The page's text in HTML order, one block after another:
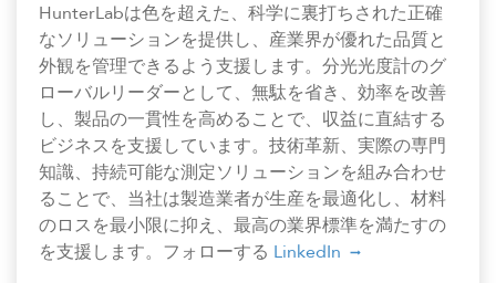
HunterLabは色を超えた、科学に裏打ちされた正確
なソリューションを提供し、産業界が優れた品質と
外観を管理できるよう支援します。分光光度計のグ
ローバルリーダーとして、無駄を省き、効率を改善
し、製品の一貫性を高めることで、収益に直結する
ビジネスを支援しています。技術革新、実際の専門
知識、持続可能な測定ソリューションを組み合わせ
ることで、当社は製造業者が生産を最適化し、材料
のロスを最小限に抑え、最高の業界標準を満たすの
を支援します。フォローする LinkedIn